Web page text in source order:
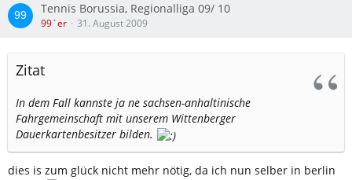
Tennis Borussia, Regionalliga 09/ 10
99`er 31. August 2009
Zitat
In dem Fall kannste ja ne sachsen-anhaltinische
Fahrgemeinschaft mit unserem Wittenberger
Dauerkartenbesitzer bilden.
dies is zum glück nicht mehr nötig, da ich nun selber in berlin